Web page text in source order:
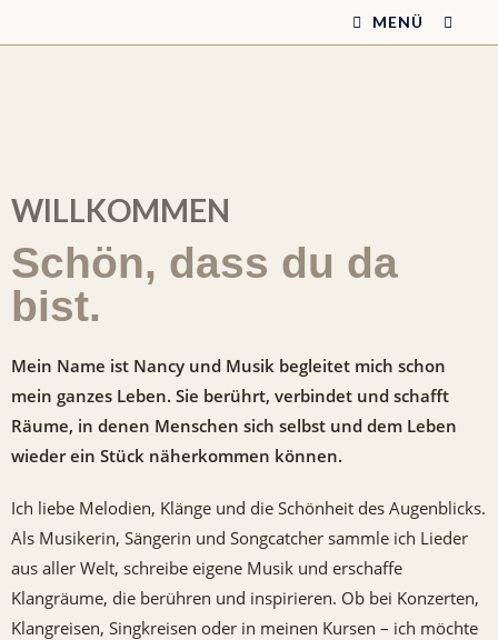
MENÜ
WILLKOMMEN
Schön, dass du da
bist.
Mein Name ist Nancy und Musik begleitet mich schon
mein ganzes Leben. Sie berührt, verbindet und schafft
Räume, in denen Menschen sich selbst und dem Leben
wieder ein Stück näherkommen können.
Ich liebe Melodien, Klänge und die Schönheit des Augenblicks.
Als Musikerin, Sängerin und Songcatcher sammle ich Lieder
aus aller Welt, schreibe eigene Musik und erschaffe
Klangräume, die berühren und inspirieren. Ob bei Konzerten,
Klangreisen, Singkreisen oder in meinen Kursen – ich möchte